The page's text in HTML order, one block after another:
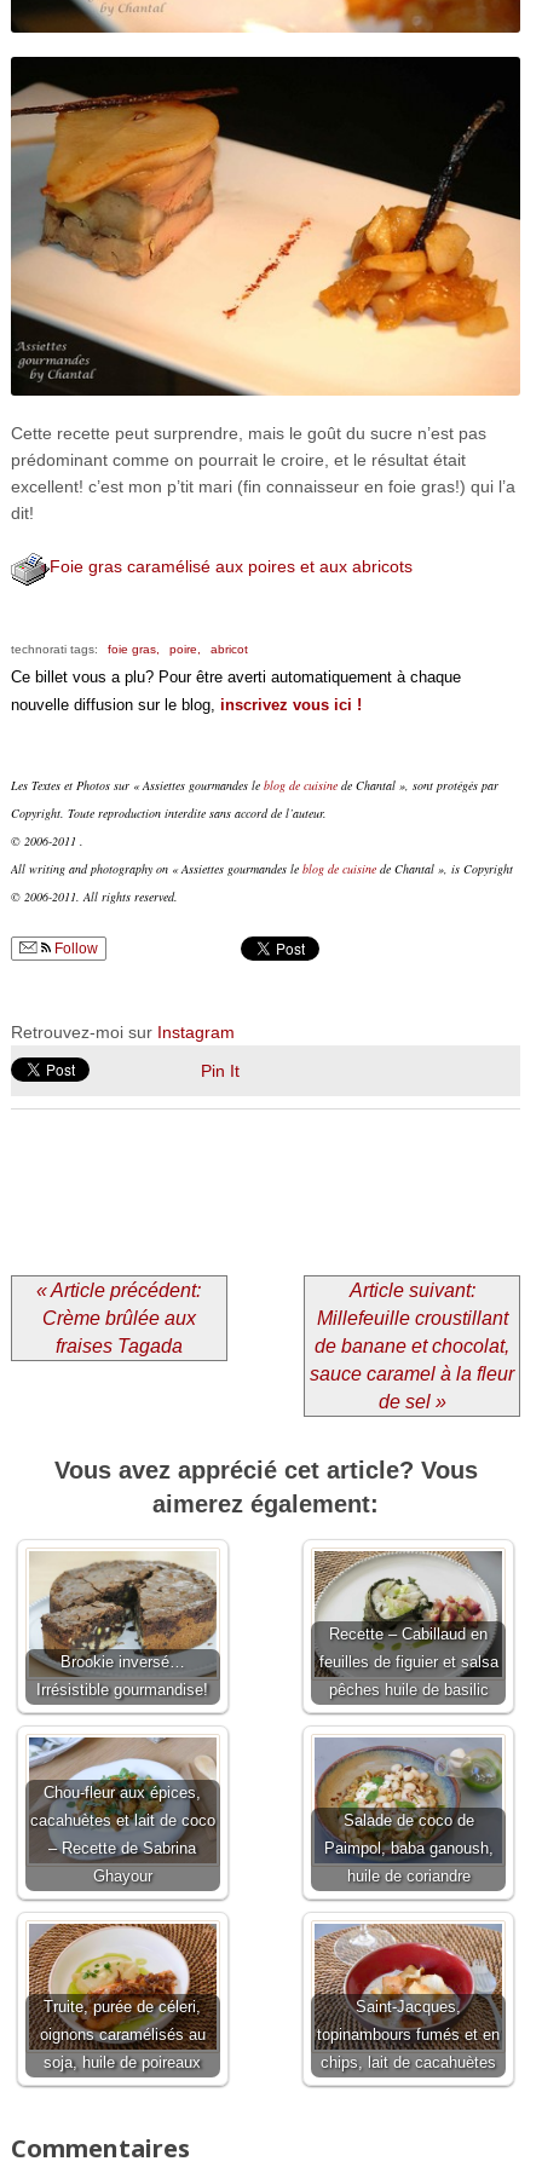
Cette recette peut surprendre, mais le goût du sucre n’est pas
prédominant comme on pourrait le croire, et le résultat était
excellent! c’est mon p’tit mari (fin connaisseur en foie gras!) qui l’a
dit!
Foie gras caramélisé aux poires et aux abricots
technorati tags: foie gras, poire, abricot
Ce billet vous a plu? Pour être averti automatiquement à chaque
nouvelle diffusion sur le blog, inscrivez vous ici !
Les Textes et Photos sur « Assiettes gourmandes le blog de cuisinede Chantal », sont protégés par
Copyright. Toute reproduction interdite sans accord de l’auteur.
© 2006-2011 .
All writing and photography on « Assiettes gourmandes le blog de cuisinede Chantal », is Copyright
© 2006-2011. All rights reserved.
Follow
Retrouvez-moi sur Instagram
Pin It
« Article précédent:
Crème brûlée aux
fraises Tagada
Article suivant:
Millefeuille croustillant
de banane et chocolat,
sauce caramel à la fleur
de sel »
Vous avez apprécié cet article? Vous
aimerez également:
Brookie inversé…
Irrésistible gourmandise!
Recette – Cabillaud en
feuilles de figuier et salsa
pêches huile de basilic
Chou-fleur aux épices,
cacahuètes et lait de coco
– Recette de Sabrina
Ghayour
Salade de coco de
Paimpol, baba ganoush,
huile de coriandre
Truite, purée de céleri,
oignons caramélisés au
soja, huile de poireaux
Saint-Jacques,
topinambours fumés et en
chips, lait de cacahuètes
Commentaires